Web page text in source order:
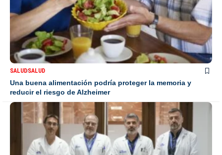
SALUDSALUD
Una buena alimentación podría proteger la memoria y
reducir el riesgo de Alzheimer